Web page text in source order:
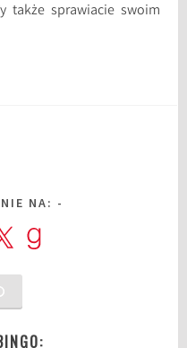
także sprawiacie swoim
NA:
Goodreads